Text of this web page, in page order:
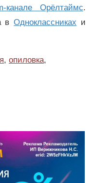
канале Орёлтаймс.
вОдноклассниках и
, опиловка,